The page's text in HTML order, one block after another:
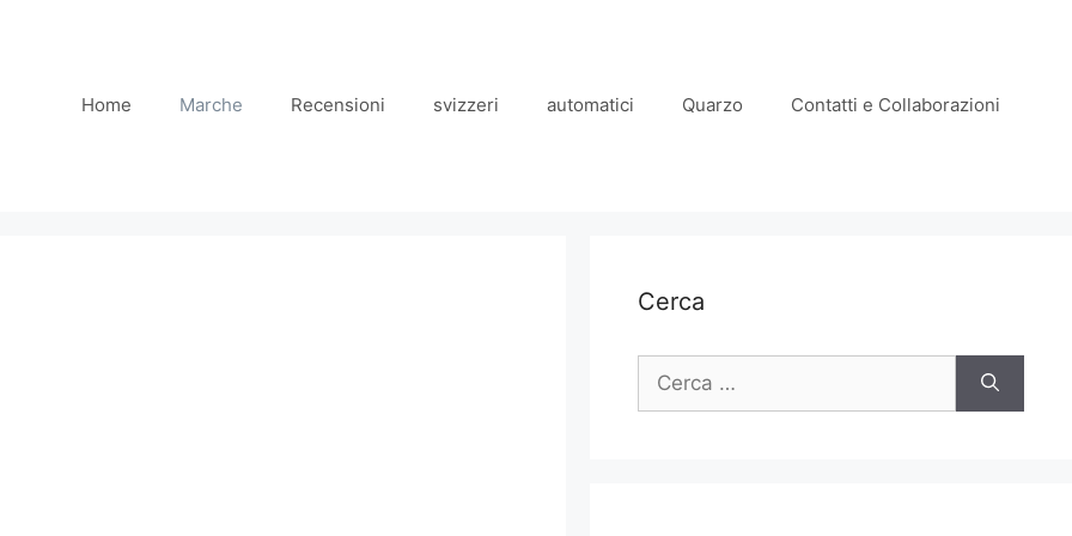
Home Marche Recensioni svizzeri automatici Quarzo Contatti e Collaborazioni
Cerca
per: